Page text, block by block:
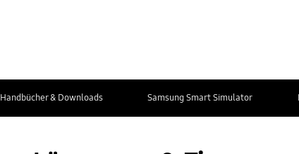
Handbücher & Downloads Samsung Smart Simulator